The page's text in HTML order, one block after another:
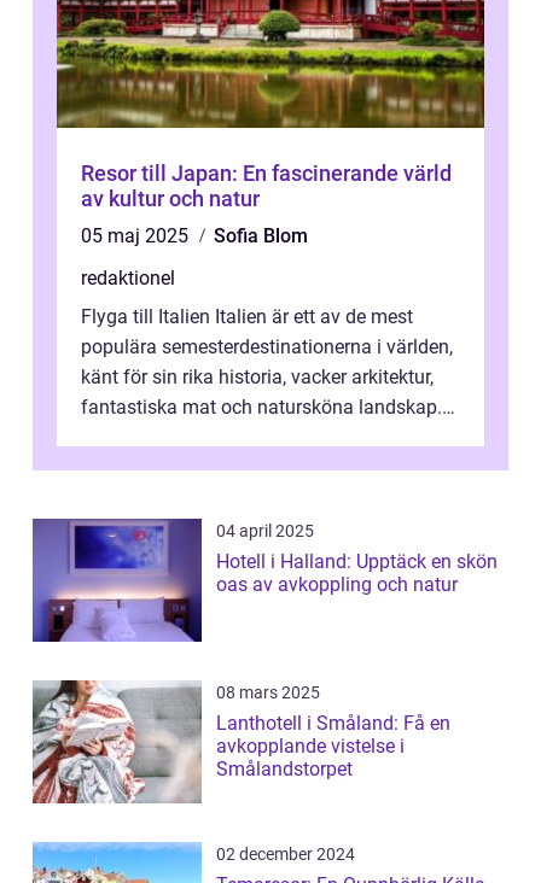
Resor till Japan: En fascinerande värld
av kultur och natur
05 maj 2025
Sofia Blom
redaktionel
Flyga till Italien Italien är ett av de mest
populära semesterdestinationerna i världen,
känt för sin rika historia, vacker arkitektur,
fantastiska mat och natursköna landskap.
04 april 2025
Hotell i Halland: Upptäck en skön
oas av avkoppling och natur
08 mars 2025
Lanthotell i Småland: Få en
avkopplande vistelse i
Smålandstorpet
02 december 2024